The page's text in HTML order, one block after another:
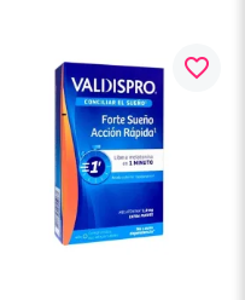
favorite_border